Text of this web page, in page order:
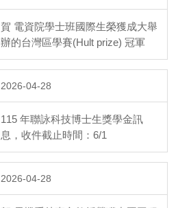
賀 電資院學士班國際生榮獲成大舉
辦的台灣區學賽(Hult prize) 冠軍
2026-04-28
115 年聯詠科技博士生獎學金訊
息，收件截止時間：6/1
2026-04-28